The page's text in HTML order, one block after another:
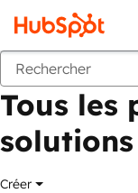
Retour
Tous les
solutions
Créer